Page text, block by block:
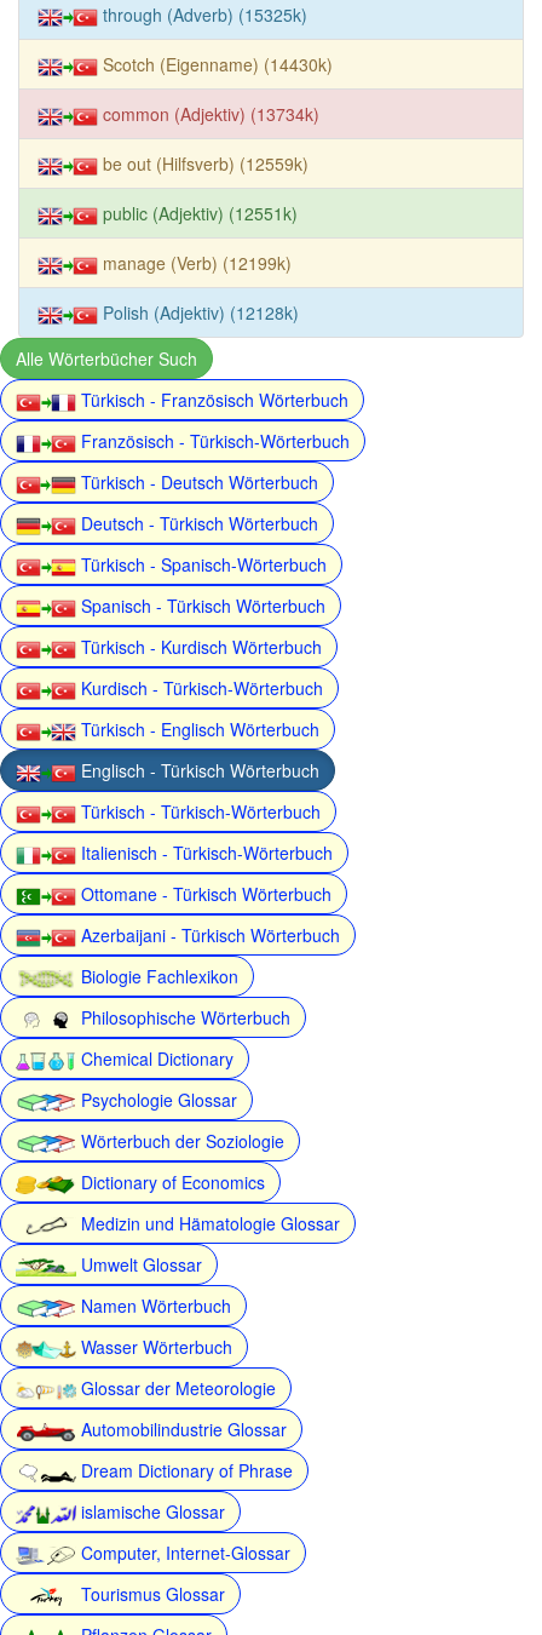
through (Adverb) (15325k)
Scotch (Eigenname) (14430k)
common (Adjektiv) (13734k)
be out (Hilfsverb) (12559k)
public (Adjektiv) (12551k)
manage (Verb) (12199k)
Polish (Adjektiv) (12128k)
Alle Wörterbücher Such
Türkisch - Französisch Wörterbuch
Französisch - Türkisch-Wörterbuch
Türkisch - Deutsch Wörterbuch
Deutsch - Türkisch Wörterbuch
Türkisch - Spanisch-Wörterbuch
Spanisch - Türkisch Wörterbuch
Türkisch - Kurdisch Wörterbuch
Kurdisch - Türkisch-Wörterbuch
Türkisch - Englisch Wörterbuch
Englisch - Türkisch Wörterbuch
Türkisch - Türkisch-Wörterbuch
Italienisch - Türkisch-Wörterbuch
Ottomane - Türkisch Wörterbuch
Azerbaijani - Türkisch Wörterbuch
Biologie Fachlexikon
Philosophische Wörterbuch
Chemical Dictionary
Psychologie Glossar
Wörterbuch der Soziologie
Dictionary of Economics
Medizin und Hämatologie Glossar
Umwelt Glossar
Namen Wörterbuch
Wasser Wörterbuch
Glossar der Meteorologie
Automobilindustrie Glossar
Dream Dictionary of Phrase
islamische Glossar
Computer, Internet-Glossar
Tourismus Glossar